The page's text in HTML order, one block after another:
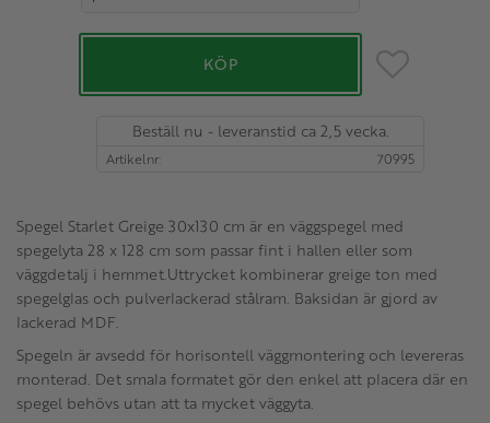
KÖP Lägg till i
Beställ nu - leveranstid ca 2,5 vecka.
Artikelnr 70995
Spegel Starlet Greige 30x130 cm är en väggspegel med
spegelyta 28 x 128 cm som passar fint i hallen eller som
väggdetalj i hemmet.Uttrycket kombinerar greige ton med
spegelglas och pulverlackerad stålram. Baksidan är gjord av
lackerad MDF.
Spegeln är avsedd för horisontell väggmontering och levereras
monterad. Det smala formatet gör den enkel att placera där en
spegel behövs utan att ta mycket väggyta.